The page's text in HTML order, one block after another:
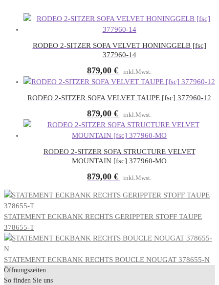
RODEO 2-SITZER SOFA VELVET HONINGGELB [fsc]
377960-14
879,00 € inkl.Mwst.
RODEO 2-SITZER SOFA VELVET TAUPE [fsc] 377960-12
879,00 € inkl.Mwst.
RODEO 2-SITZER SOFA STRUCTURE VELVET
MOUNTAIN [fsc] 377960-MO
879,00 € inkl.Mwst.
STATEMENT ECKBANK RECHTS GERIPPTER STOFF TAUPE
378655-T
STATEMENT ECKBANK RECHTS BOUCLE NOUGAT 378655-N
Öffnungszeiten
So finden Sie uns